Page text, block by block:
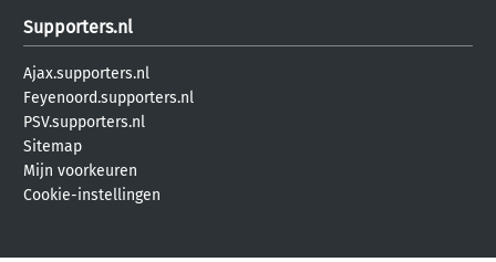
Supporters.nl
Ajax.supporters.nl
Feyenoord.supporters.nl
PSV.supporters.nl
Sitemap
Mijn voorkeuren
Cookie-instellingen